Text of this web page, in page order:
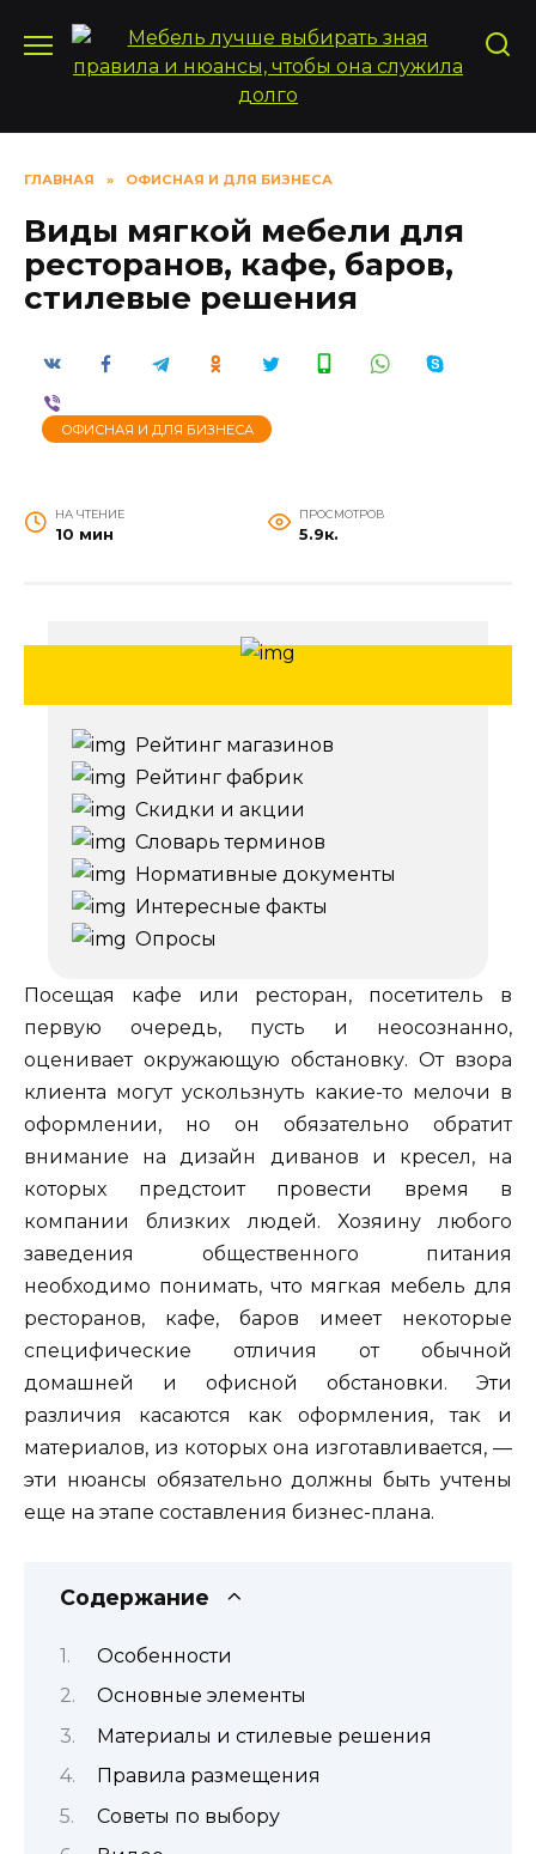
содержанию
ГЛАВНАЯ » ОФИСНАЯ И ДЛЯ БИЗНЕСА
Виды мягкой мебели для
ресторанов, кафе, баров,
стилевые решения
ОФИСНАЯ И ДЛЯ БИЗНЕСА
НА ЧТЕНИЕ
10 мин
ПРОСМОТРОВ
5.9к.
Рейтинг магазинов
Рейтинг фабрик
Скидки и акции
Словарь терминов
Нормативные документы
Интересные факты
Опросы
Посещая кафе или ресторан, посетитель в
первую очередь, пусть и неосознанно,
оценивает окружающую обстановку. От взора
клиента могут ускользнуть какие-то мелочи в
оформлении, но он обязательно обратит
внимание на дизайн диванов и кресел, на
которых предстоит провести время в
компании близких людей. Хозяину любого
заведения общественного питания
необходимо понимать, что мягкая мебель для
ресторанов, кафе, баров имеет некоторые
специфические отличия от обычной
домашней и офисной обстановки. Эти
различия касаются как оформления, так и
материалов, из которых она изготавливается, —
эти нюансы обязательно должны быть учтены
еще на этапе составления бизнес-плана.
Содержание
Особенности
Основные элементы
Материалы и стилевые решения
Правила размещения
Советы по выбору